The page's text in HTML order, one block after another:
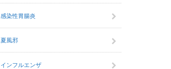
感染性胃腸炎
夏風邪
インフルエンザ